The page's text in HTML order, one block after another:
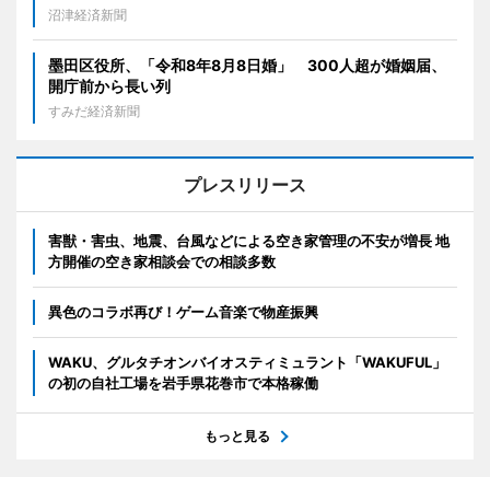
沼津経済新聞
墨田区役所、「令和8年8月8日婚」 300人超が婚姻届、
開庁前から長い列
すみだ経済新聞
プレスリリース
害獣・害虫、地震、台風などによる空き家管理の不安が増長 地
方開催の空き家相談会での相談多数
異色のコラボ再び！ゲーム音楽で物産振興
WAKU、グルタチオンバイオスティミュラント「WAKUFUL」
の初の自社工場を岩手県花巻市で本格稼働
もっと見る